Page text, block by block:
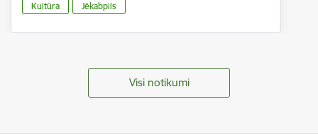
Kultūra Jēkabpils
Visi notikumi